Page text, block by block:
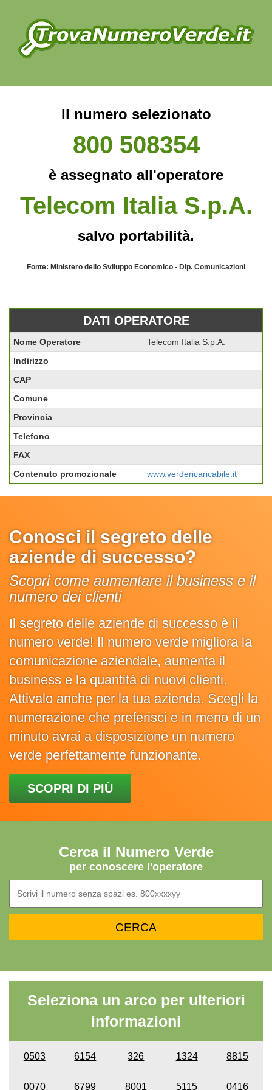
Il numero selezionato
800 508354
è assegnato all'operatore
Telecom Italia S.p.A.
salvo portabilità.
Fonte: Ministero dello Sviluppo Economico - Dip. Comunicazioni
DATI OPERATORE
Nome Operatore
Telecom Italia S.p.A.
Indirizzo
CAP
Comune
Provincia
Telefono
FAX
Contenuto promozionale
www.verdericaricabile.it
Conosci il segreto delle
aziende di successo?
Scopri come aumentare il business e il
numero dei clienti
Il segreto delle aziende di successo è il
numero verde! Il numero verde migliora la
comunicazione aziendale, aumenta il
business e la quantità di nuovi clienti.
Attivalo anche per la tua azienda. Scegli la
numerazione che preferisci e in meno di un
minuto avrai a disposizione un numero
verde perfettamente funzionante.
SCOPRI DI PIÙ
Cerca il Numero Verde
per conoscere l'operatore
Seleziona un arco per ulteriori
informazioni
0503 6154 326 1324 8815
0070 6799 8001 5115 0416